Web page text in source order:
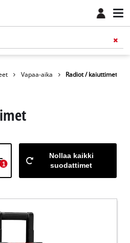
Vapaa-aika Radiot / kaiuttimet
1
Nollaa kaikki
suodattimet